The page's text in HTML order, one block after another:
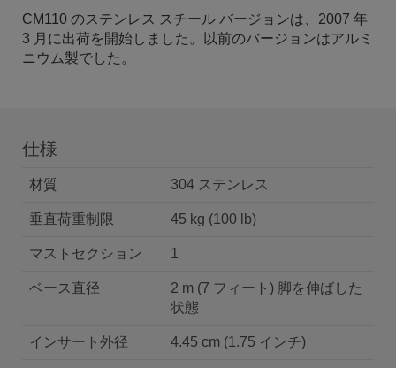
CM110 のステンレス スチール バージョンは、2007 年
3 月に出荷を開始しました。以前のバージョンはアルミ
ニウム製でした。
仕様
材質 304 ステンレス
垂直荷重制限 45 kg (100 lb)
マストセクション 1
ベース直径
2 m (7 フィート) 脚を伸ばした
状態
インサート外径 4.45 cm (1.75 インチ)